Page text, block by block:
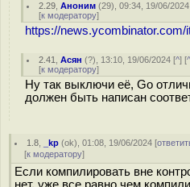
2.29 ,Аноним (29), 09:34, 19/06/
[к модератору]
https://news.ycombinator.com/
2.41 ,Асян (?), 13:10, 19/06/2024 [^] [
[к модератору]
Ну так выключи её, Go
должен быть написан
1.8 _kp (ok), 01:08, 19/06/2024 [
[к модератору]
Если компилировать вне